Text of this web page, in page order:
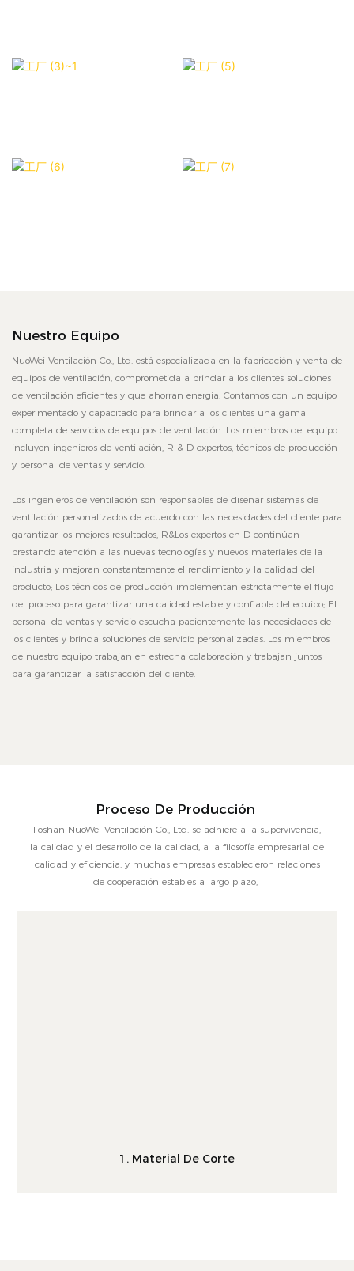
Nuestro Equipo
NuoWei Ventilación Co., Ltd. está especializada en la fabricación y venta de
equipos de ventilación, comprometida a brindar a los clientes soluciones
de ventilación eficientes y que ahorran energía. Contamos con un equipo
experimentado y capacitado para brindar a los clientes una gama
completa de servicios de equipos de ventilación. Los miembros del equipo
incluyen ingenieros de ventilación, R & D expertos, técnicos de producción
y personal de ventas y servicio.
Los ingenieros de ventilación son responsables de diseñar sistemas de
ventilación personalizados de acuerdo con las necesidades del cliente para
garantizar los mejores resultados; R&Los expertos en D continúan
prestando atención a las nuevas tecnologías y nuevos materiales de la
industria y mejoran constantemente el rendimiento y la calidad del
producto; Los técnicos de producción implementan estrictamente el flujo
del proceso para garantizar una calidad estable y confiable del equipo; El
personal de ventas y servicio escucha pacientemente las necesidades de
los clientes y brinda soluciones de servicio personalizadas. Los miembros
de nuestro equipo trabajan en estrecha colaboración y trabajan juntos
para garantizar la satisfacción del cliente.
Proceso De Producción
Foshan NuoWei Ventilación Co., Ltd. se adhiere a la supervivencia,
la calidad y el desarrollo de la calidad, a la filosofía empresarial de
calidad y eficiencia, y muchas empresas establecieron relaciones
de cooperación estables a largo plazo,
1. Material De Corte